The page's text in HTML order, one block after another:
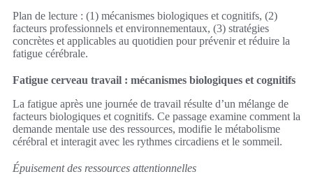
Plan de lecture : (1) mécanismes biologiques et cognitifs, (2)
facteurs professionnels et environnementaux, (3) stratégies
concrètes et applicables au quotidien pour prévenir et réduire la
fatigue cérébrale.
Fatigue cerveau travail : mécanismes biologiques et cognitifs
La fatigue après une journée de travail résulte d’un mélange de
facteurs biologiques et cognitifs. Ce passage examine comment la
demande mentale use des ressources, modifie le métabolisme
cérébral et interagit avec les rythmes circadiens et le sommeil.
Épuisement des ressources attentionnelles